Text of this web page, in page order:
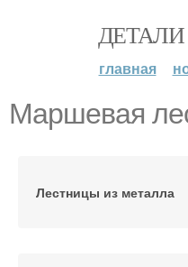
ДЕТАЛИ
главная
Маршевая
Лестницы из металла